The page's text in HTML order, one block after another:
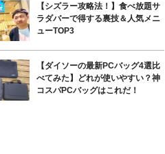
【シズラー攻略法！】食べ放題サ
ラダバーで得する裏技＆人気メニ
ューTOP3
【ダイソーの最新PCバッグ4選比
べてみた】どれが使いやすい？神
コスパPCバッグはこれだ！